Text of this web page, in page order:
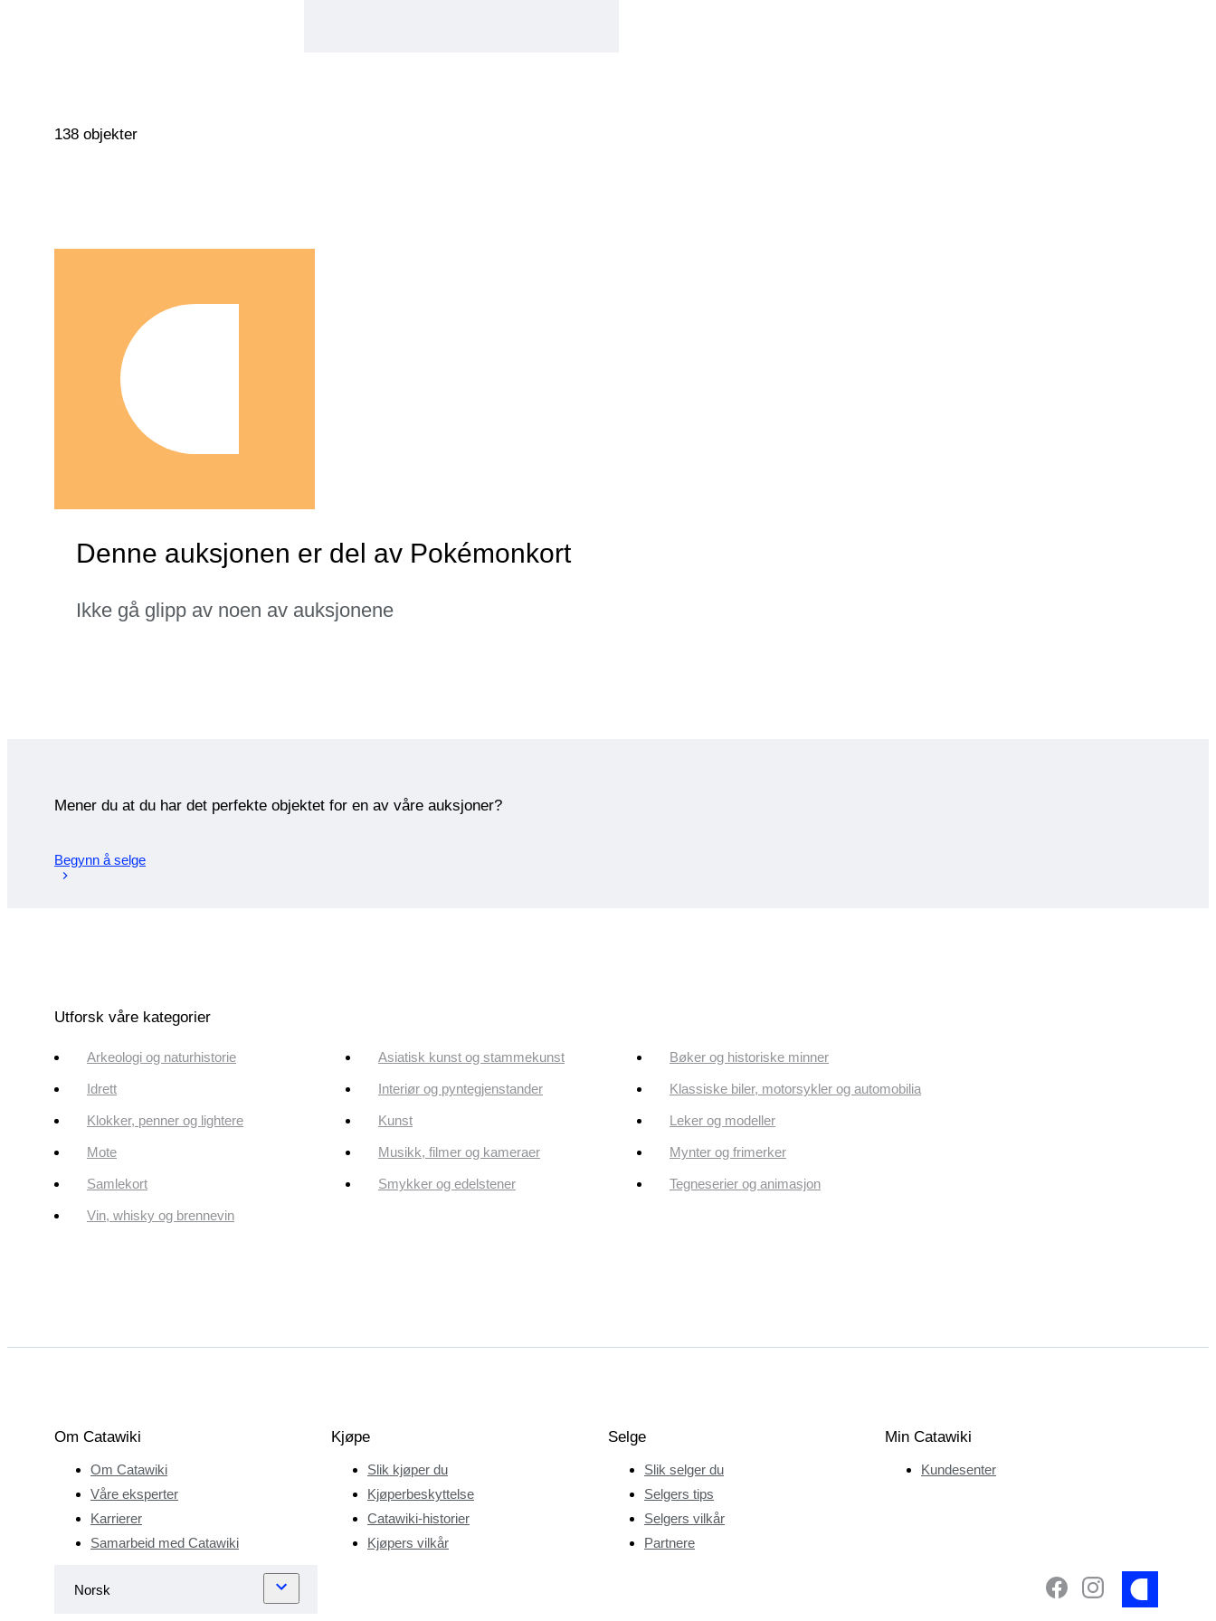
138 objekter
Denne auksjonen er del av Pokémonkort
Ikke gå glipp av noen av auksjonene
Mener du at du har det perfekte objektet for en av våre auksjoner?
Begynn å selge
Utforsk våre kategorier
Arkeologi og naturhistorie Asiatisk kunst og stammekunst Bøker og historiske minner
Idrett Interiør og pyntegjenstander Klassiske biler, motorsykler og automobilia
Klokker, penner og lightere Kunst Leker og modeller
Mote Musikk, filmer og kameraer Mynter og frimerker
Samlekort Smykker og edelstener Tegneserier og animasjon
Vin, whisky og brennevin
Om Catawiki
Om Catawiki
Våre eksperter
Karrierer
Samarbeid med Catawiki
Kjøpe
Slik kjøper du
Kjøperbeskyttelse
Catawiki-historier
Kjøpers vilkår
Selge
Slik selger du
Selgers tips
Selgers vilkår
Partnere
Min Catawiki
Kundesenter